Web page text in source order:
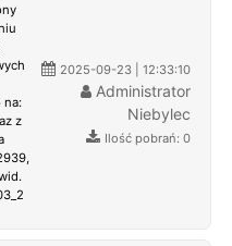
na:
z
2025-09-23 | 12:33:10
Administrator
Niebylec
Ilość pobrań: 0